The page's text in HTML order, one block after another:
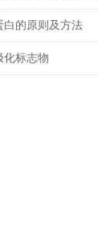
白的原则及方法
化标志物